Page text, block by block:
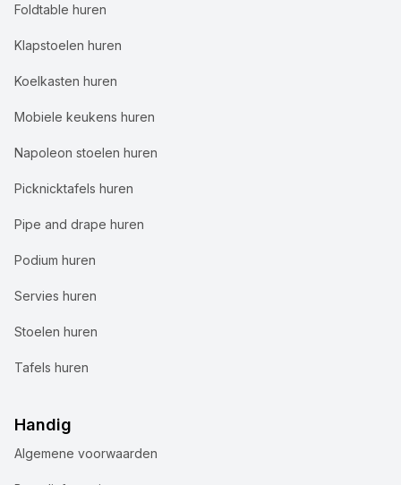
Foldtable huren
Klapstoelen huren
Koelkasten huren
Mobiele keukens huren
Napoleon stoelen huren
Picknicktafels huren
Pipe and drape huren
Podium huren
Servies huren
Stoelen huren
Tafels huren
Handig
Algemene voorwaarden
Wij gebruiken cookies